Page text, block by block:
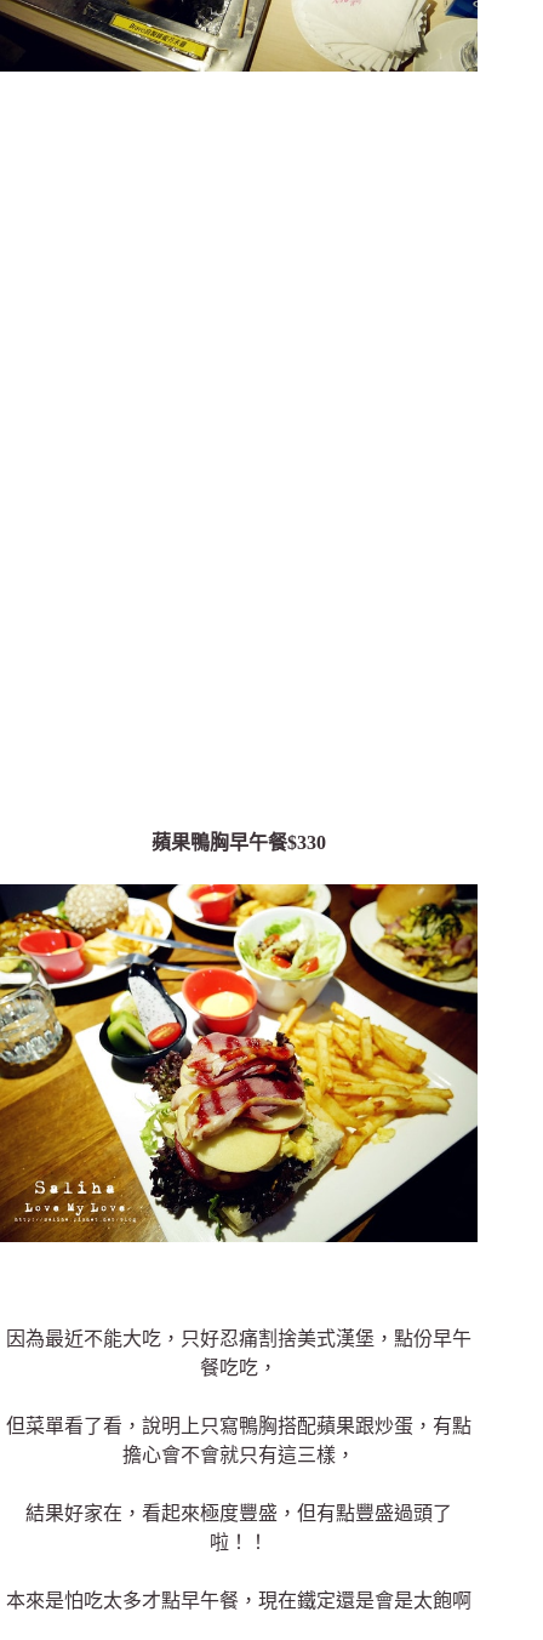
蘋果鴨胸早午餐$330
因為最近不能大吃，只好忍痛割捨美式漢堡，點份早午
餐吃吃，
但菜單看了看，說明上只寫鴨胸搭配蘋果跟炒蛋，有點
擔心會不會就只有這三樣，
結果好家在，看起來極度豐盛，但有點豐盛過頭了
啦！！
本來是怕吃太多才點早午餐，現在鐵定還是會是太飽啊